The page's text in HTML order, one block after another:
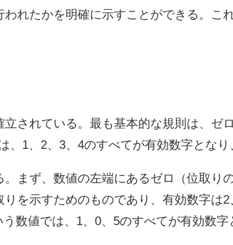
れたかを明確に示すことができる。こ
されている。最も基本的な規則は、ゼ
、1、2、3、4のすべてが有効数字とな
まず、数値の左端にあるゼロ（位取り
を示すためのものであり、有効数字は
数値では、1、0、5のすべてが有効数